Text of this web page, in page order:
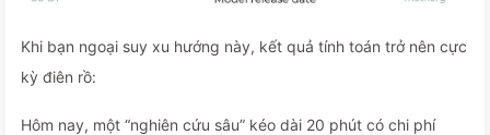
Khi bạn ngoại suy xu hướng này, kết quả tính toán trở nên cực
kỳ điên rồ:
Hôm nay, một “nghiên cứu sâu” kéo dài 20 phút có chi phí